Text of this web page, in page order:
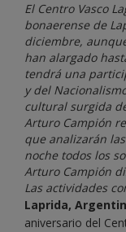
El Centro Vasco
bonaerense de
diciembre,
han alargado
tendrá una
y del
cultural surgida
Arturo Campión
que analizarán
noche todos los
Arturo Campión
Las actividades
Laprida,
aniversario del